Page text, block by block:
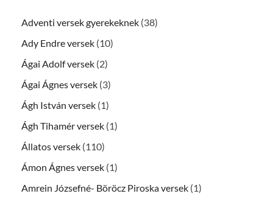
Adventi versek gyerekeknek (38)
Ady Endre versek (10)
Ágai Adolf versek (2)
Ágai Ágnes versek (3)
Ágh István versek (1)
Ágh Tihamér versek (1)
Állatos versek (110)
Ámon Ágnes versek (1)
Amrein Józsefné- Böröcz Piroska versek (1)